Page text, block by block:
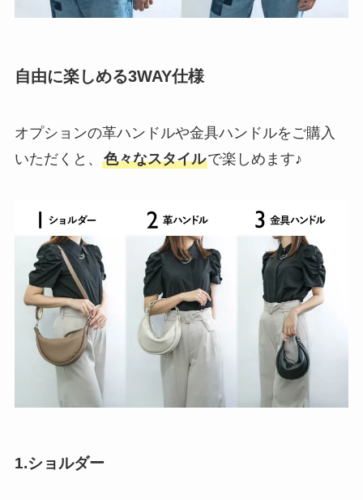
自由に楽しめる3WAY仕様
オプションの革ハンドルや金具ハンドルをご購入
いただくと、 色々なスタイルで楽しめます♪
1.ショルダー